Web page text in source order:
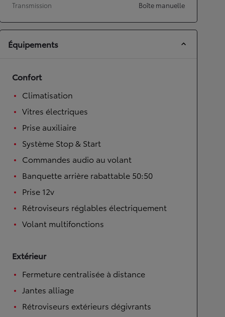
Transmission
Boîte manuelle
Équipements
Confort
Climatisation
Vitres électriques
Prise auxiliaire
Système Stop & Start
Commandes audio au volant
Banquette arrière rabattable 50:50
Prise 12v
Rétroviseurs réglables électriquement
Volant multifonctions
Extérieur
Fermeture centralisée à distance
Jantes alliage
Rétroviseurs extérieurs dégivrants